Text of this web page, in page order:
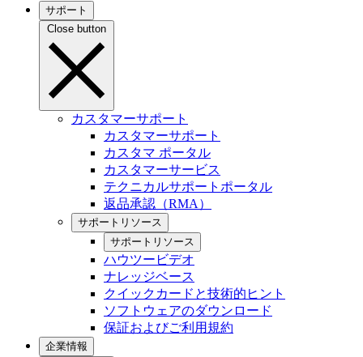
サポート
Close button
カスタマーサポート
カスタマーサポート
カスタマ ポータル
カスタマーサービス
テクニカルサポートポータル
返品承認（RMA）
サポートリソース
サポートリソース
ハウツービデオ
ナレッジベース
クイックカードと技術的ヒント
ソフトウェアのダウンロード
保証およびご利用規約
企業情報